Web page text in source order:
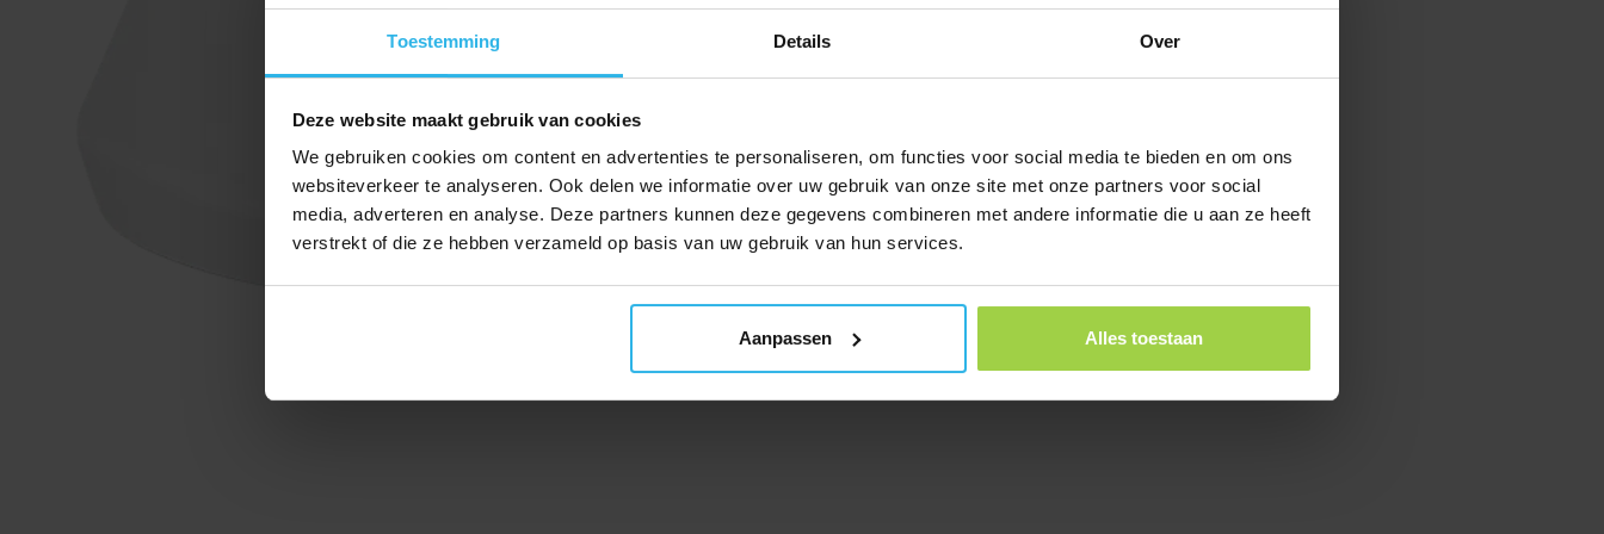
Toestemming Details Over
Deze website maakt gebruik van cookies
We gebruiken cookies om content en advertenties te personaliseren, om functies voor social media te bieden en om ons
websiteverkeer te analyseren. Ook delen we informatie over uw gebruik van onze site met onze partners voor social
media, adverteren en analyse. Deze partners kunnen deze gegevens combineren met andere informatie die u aan ze heeft
verstrekt of die ze hebben verzameld op basis van uw gebruik van hun services.
Aanpassen Alles toestaan